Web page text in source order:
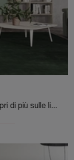
Vuoi riammodernare il soggiorno? Scopri di più sulle librerie moderne divisorie e arreda i tuoi spazi con il modello Golf Infinity U09.